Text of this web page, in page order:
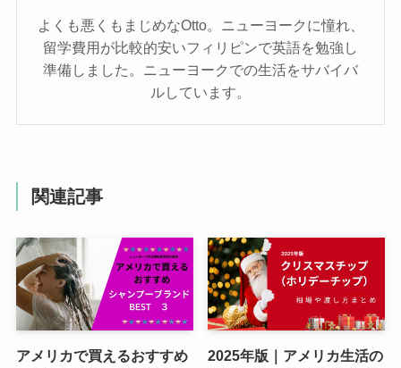
よくも悪くもまじめなOtto。ニューヨークに憧れ、
留学費用が比較的安いフィリピンで英語を勉強し
準備しました。ニューヨークでの生活をサバイバ
ルしています。
関連記事
アメリカで買えるおすすめ
2025年版｜アメリカ生活の